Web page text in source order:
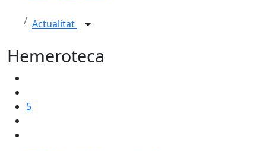
Actualitat
Hemeroteca
5